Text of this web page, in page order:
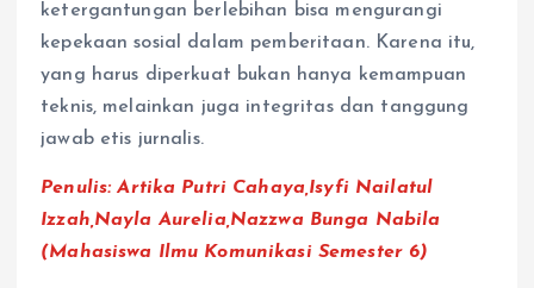
ketergantungan berlebihan bisa mengurangi
kepekaan sosial dalam pemberitaan. Karena itu,
yang harus diperkuat bukan hanya kemampuan
teknis, melainkan juga integritas dan tanggung
jawab etis jurnalis.
Penulis: Artika Putri Cahaya,Isyfi Nailatul
Izzah,Nayla Aurelia,Nazzwa Bunga Nabila
(Mahasiswa Ilmu Komunikasi Semester 6)